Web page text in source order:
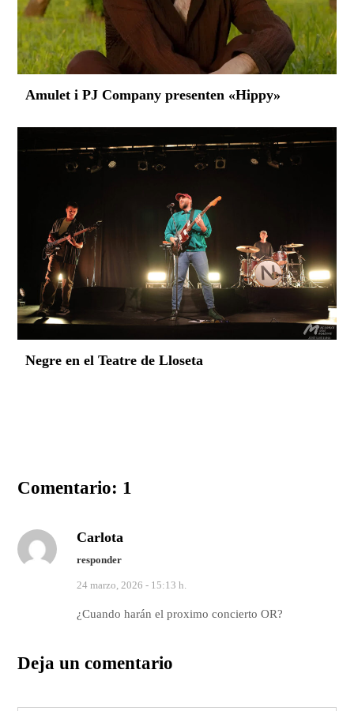
Amulet i PJ Company presenten «Hippy»
Negre en el Teatre de Lloseta
Comentario: 1
Carlota
responder
24 marzo, 2026 - 15:13 h.
¿Cuando harán el proximo concierto OR?
Deja un comentario